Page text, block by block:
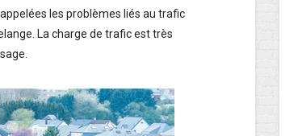
les problèmes liés au trafic
La charge de trafic est très